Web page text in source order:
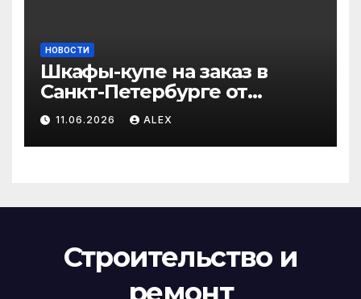
НОВОСТИ
Шкафы-купе на заказ в
Санкт-Петербурге от
производителя по
доступным ценам
11.06.2026 ALEX
Строительство и